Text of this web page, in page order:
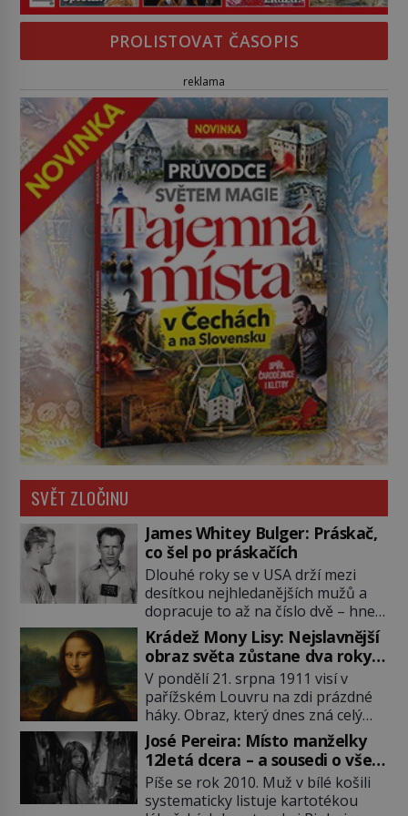
PROLISTOVAT ČASOPIS
reklama
SVĚT ZLOČINU
James Whitey Bulger: Práskač,
co šel po práskačích
Dlouhé roky se v USA drží mezi
desítkou nejhledanějších mužů a
dopracuje to až na číslo dvě – hned
po Usámovi bin Ládinovi (1957–
2011). To je James „Whitey“ Bulger
(1929–2018) viněný ze spoluúčasti
na 19 vraždách, vydírání a lichvy. A
samozřejmě, krom toho je ještě
drogový dealer, který neváhá
odstranit z cesty všechny práskače,
zatímco […]
Krádež Mony Lisy: Nejslavnější
obraz světa zůstane dva roky
nezvěstný
V pondělí 21. srpna 1911 visí v
pařížském Louvru na zdi prázdné
háky. Obraz, který dnes zná celý
svět, je pryč. Zpočátku si nikdo
nemyslí, že jde o krádež.
Zaměstnanci jsou přesvědčeni, že
Mona Lisa je jen v restaurátorské
dílně nebo u fotografa. Když se
José Pereira: Místo manželky
12letá dcera – a sousedi o všem
vědí!
Píše se rok 2010. Muž v bílé košili
systematicky listuje kartotékou